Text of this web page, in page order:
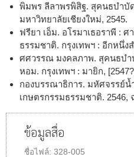
พิมพร ลีลาพรพิสิฐ. สุคนธบำบั
มหาวิทยาลัยเชียงใหม่, 2545.
ฟรียา เอ็ม. อโรมาเธอราพี :
ธรรมชาติ. กรุงเทพฯ : อีกหนึ่
ศศวรรณ มงคลภาพ. สุคนธบ
หอม. กรุงเทพฯ : มายิก,
กองบรรณาธิการ. มหัศจรรย์น้
เกษตรกรรมธรรมชาติ. 2546,
ข้อมูลสื่อ
ชื่อไฟล์: 328-005